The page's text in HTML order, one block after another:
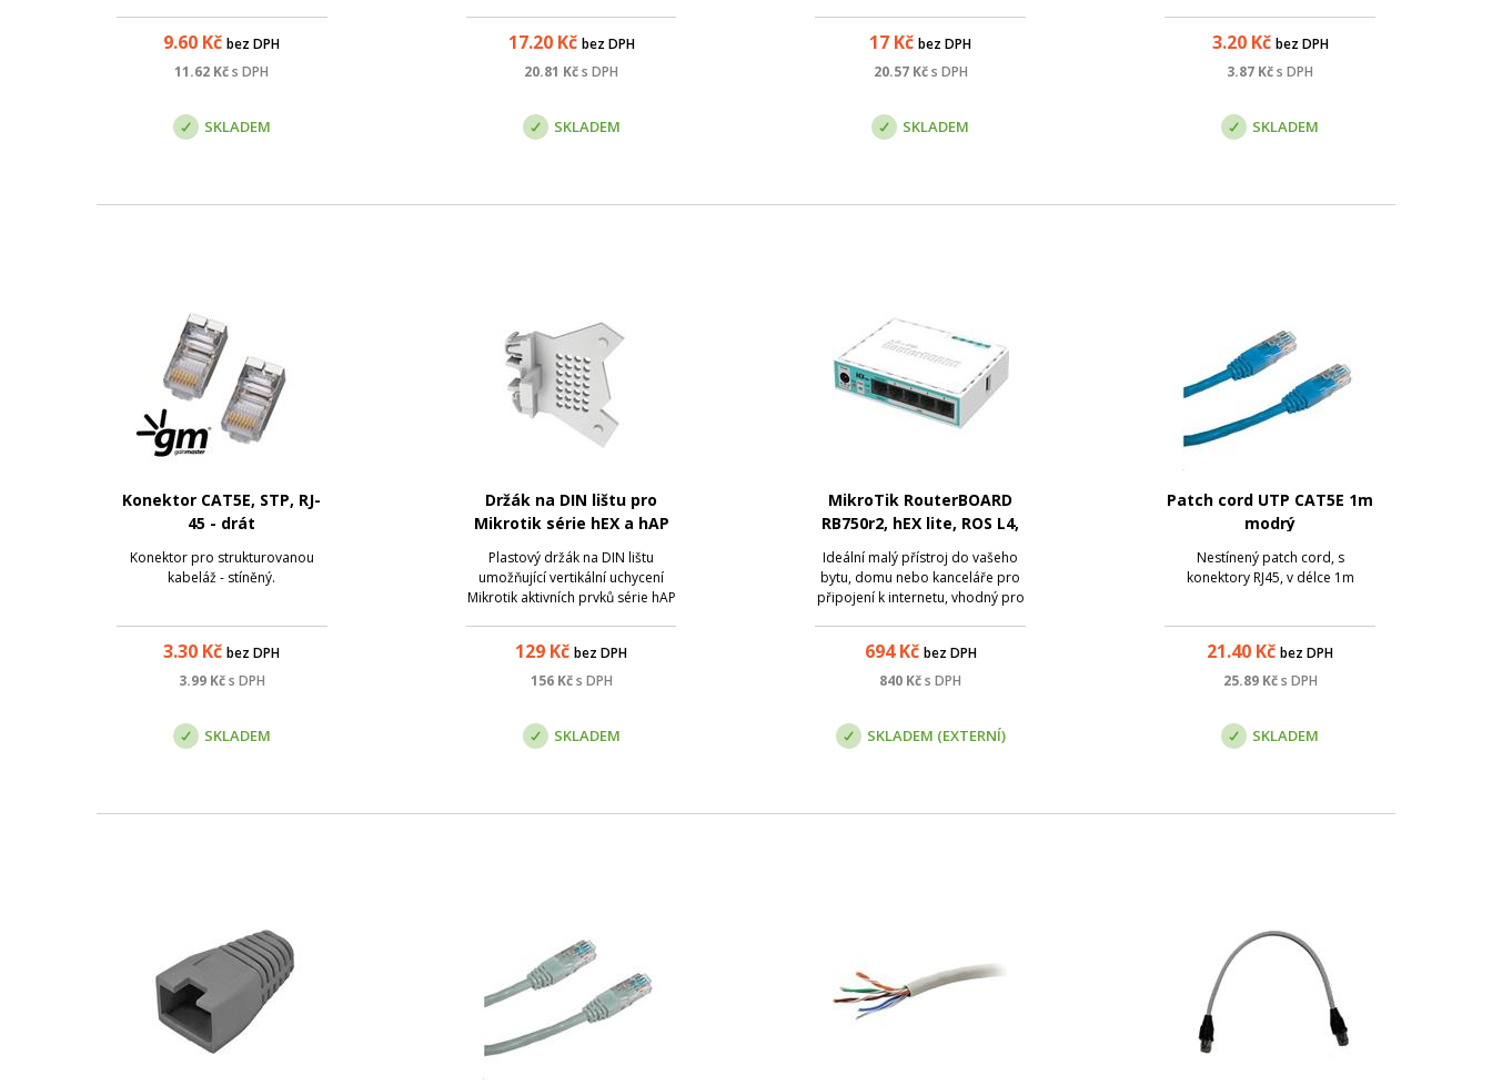
poskytují lepší odolnost proti
vlivům počasí a kabel má delší
9.60 Kč bez DPH
11.62 Kčs DPH
SKLADEM
náročnější instalace, kde běžný
datový kabel s PVC nebo LSOH
vlivům ...
17.20Kč bez DPH
20.81 Kčs DPH
SKLADEM
třídou reakce na oheň Fca, který
je určený pro náročnější
17 Kč bez DPH
20.57Kčs DPH
SKLADEM
3.20Kč bez DPH
3.87 Kčs DPH
SKLADEM
Konektor CAT5E, STP, RJ-
45 - drát
Konektor pro strukturovanou
kabeláž - stíněný.
3.30 Kč bez DPH
3.99Kčs DPH
SKLADEM
Držák na DIN lištu pro
Mikrotik série hEX a hAP
(porty dopředu), v2
Plastový držák na DIN lištu
umožňující vertikální uchycení
Mikrotik aktivních prvků série hAP
směrujícími kolmo dopředu.
Aktualizovaná verze s pevnějšími
129 Kč bez DPH
156Kč s DPH
SKLADEM
MikroTik RouterBOARD
RB750r2, hEX lite, ROS L4,
5x LAN,
Ideální malý přístroj do vašeho
bytu, domu nebo kanceláře pro
připojení k internetu, vhodný pro
známým výrobcem síťových
zařízení. MikroTik výrobky jsou
694Kč bez DPH
840 Kčs DPH
SKLADEM (EXTERNÍ)
Patch cord UTP CAT5E 1m
modrý
Nestínený patch cord, s
konektory RJ45, v délce 1m
21.40 Kč bez DPH
25.89Kč s DPH
SKLADEM